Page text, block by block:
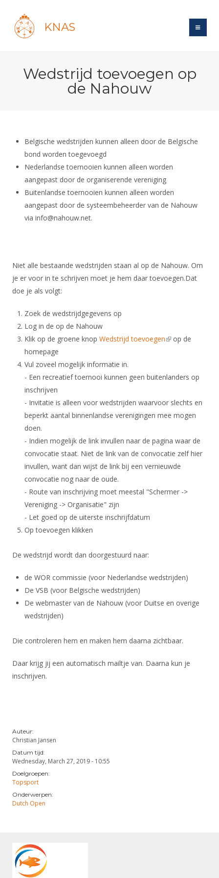
KNAS
Login
Forums
Maandelijks archief
Evenement
Historie
Bond
Tarieven
Reglementen
Ledencijfers
Sponsors en Partners
Commissies
Ereleden
Vacatures
Bondsbureau
Contact
Medewerkers
Samenwerking
Formulieren
Alle Verenigingen
Nieuws
Verenigingsondersteuning
Witte Vlekkenplan
Oprichting Vereniging
Overschrijven leden
Recreatiesport
Veteranen
Lichtzwaardschermen
Wedstrijdsport
Reglementen
Materiaal
Rolstoelschermen
Wedstrijdkalender
KNAS Keurmerk
JPT
JEC
Veteranenwedstrijden
Wedstrijdorganisatie
Nieuws
Aanvragen van scheidsrechters
Scheidsrechterslijst
Import inschrijvingen uit Nahouw
Verwerk wedstrijduitslagen
Promotie en logo
Geschiedenis van het schermen
Wat is topsport
Nieuws
NK's
Oranje
DBT
Talentontwikkeling
Internationale Titeltoernooien
Internationale aanmeldingen
Informatie
Voor de jeugd
Spreekbeurtpakket
Jeugdkampen
Voor coaches en leraren
Nieuws
Nationale opleidingen
Internationale opleidingen
Opleidingen
Leraar
Voor scheidsrechters
Nieuws
Scheidsrechterslijst
Scheidsrechter Documentatie
Tuchtzaken
Archief
Infotheek
Bibliotheek
Forums
Schermforum
Nieuws
Zoek Vereniging
Contact
Wedstrijd toevoegen op
de Nahouw
Belgische wedstrijden kunnen alleen door de Belgische
bond worden toegevoegd
Nederlandse toernooien kunnen alleen worden
aangepast door de organiserende vereniging
Buitenlandse toernooien kunnen alleen worden
aangepast door de systeembeheerder van de Nahouw
via info@nahouw.net.
Niet alle bestaande wedstrijden staan al op de Nahouw. Om
je er voor in te schrijven moet je hem daar toevoegen.Dat
doe je als volgt:
Zoek de wedstrijdgegevens op
Log in de op de Nahouw
Klik op de groene knop Wedstrijd toevoegen(link is external)
op de
homepage
Vul zoveel mogelijk informatie in.
- Een recreatief toernooi kunnen geen buitenlanders op
inschrijven
- Invitatie is alleen voor wedstrijden waarvoor slechts en
beperkt aantal binnenlandse verenigingen mee mogen
doen.
- Indien mogelijk de link invullen naar de pagina waar de
convocatie staat. Niet de link van de convocatie zelf hier
invullen, want dan wijst de link bij een vernieuwde
convocatie nog naar de oude.
- Route van inschrijving moet meestal "Schermer ->
Vereniging -> Organisatie" zijn
- Let goed op de uiterste inschrijfdatum
Op toevoegen klikken
De wedstrijd wordt dan doorgestuurd naar:
de WOR commissie (voor Nederlandse wedstrijden)
De VSB (voor Belgische wedstrijden)
De webmaster van de Nahouw (voor Duitse en overige
wedstrijden)
Die controleren hem en maken hem daarna zichtbaar.
Daar krijg jij een automatisch mailtje van. Daarna kun je
inschrijven.
Auteur:
Christian Jansen
Datum tijd:
Wednesday, March 27, 2019 - 10:55
Doelgroepen:
Topsport
Onderwerpen:
Dutch Open